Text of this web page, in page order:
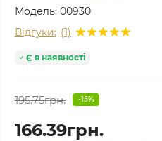
Модель: 00930
Відгуки: (1)
Є в наявності
195.75грн. -15%
166.39грн.